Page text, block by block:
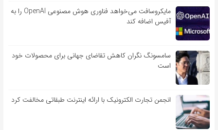
مایکروسافت می‌خواهد فناوری هوش مصنوعی OpenAI را به
آفیس اضافه کند
سامسونگ نگران کاهش تقاضای جهانی برای محصولات خود
است
انجمن تجارت الکترونیک با ارائه اینترنت طبقاتی مخالفت کرد